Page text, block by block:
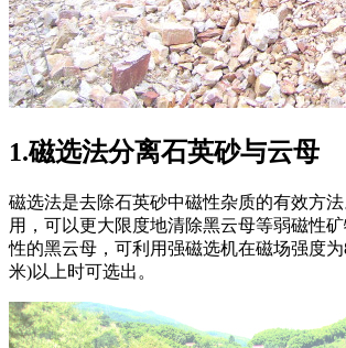
1.磁选法分离石英砂与云母
磁选法是去除石英砂中磁性杂质的有效方
用，可以更大限度地清除黑云母等弱磁性
性的黑云母，可利用强磁选机在磁场强度为
米)以上时可选出。